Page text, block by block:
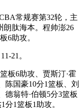
常规赛第32轮，主
朗肽海本。程帅澎26
6助攻。
21。
板6助攻、贾斯汀·霍
陈国豪10分1篮板、刘
德翁特·伯顿5分3篮板
分1篮板1助攻。